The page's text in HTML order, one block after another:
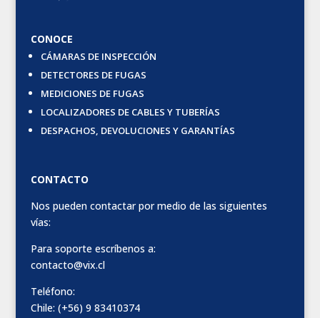
CONOCE
CÁMARAS DE INSPECCIÓN
DETECTORES DE FUGAS
MEDICIONES DE FUGAS
LOCALIZADORES DE CABLES Y TUBERÍAS
DESPACHOS, DEVOLUCIONES Y GARANTÍAS
CONTACTO
Nos pueden contactar por medio de las siguientes
vías:
Para soporte escríbenos a:
contacto@vix.cl
Teléfono:
Chile: (+56) 9 83410374